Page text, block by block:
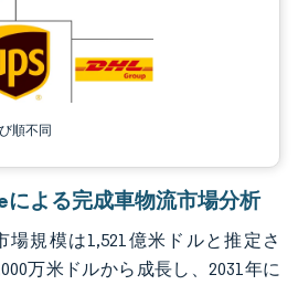
順不同
よる完成車物流市場分析
場規模は1,521億米ドルと推定さ
万米ドルから成長し、2031年に